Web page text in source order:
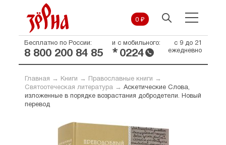
0 ₽
Бесплатно по России:
8 800 200 84 85
и с мобильного:
* 0224
с 9 до 21
ежедневно
Главная → Книги → Православные книги →
Святоотеческая литература→ Аскетические Слова,
изложенные в порядке возрастания добродетели. Новый
перевод